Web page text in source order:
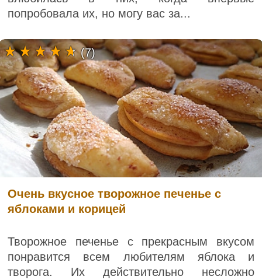
попробовала их, но могу вас за...
Очень вкусное творожное печенье с
яблоками и корицей
Творожное печенье с прекрасным вкусом
понравится всем любителям яблока и
творога. Их действительно несложно
(7)